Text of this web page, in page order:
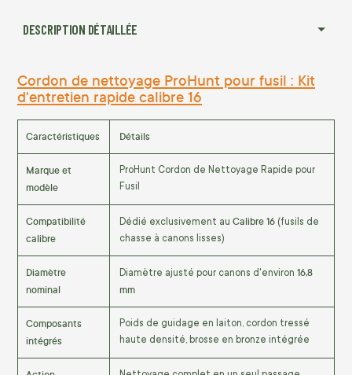
DESCRIPTION DÉTAILLÉE
Cordon de nettoyage ProHunt pour fusil : Kit
d'entretien rapide calibre 16
Caractéristiques Détails
Marque et
modèle
ProHunt Cordon de Nettoyage Rapide pour
Fusil
Compatibilité
calibre
Dédié exclusivement au Calibre 16 (fusils de
chasse à canons lisses)
Diamètre
nominal
Diamètre ajusté pour canons d'environ 16,8
mm
Composants
intégrés
Poids de guidage en laiton, cordon tressé
haute densité, brosse en bronze intégrée